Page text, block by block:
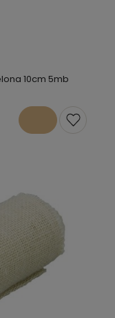
10cm 5mb